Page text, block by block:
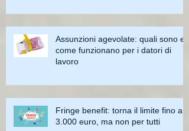
Assunzioni agevolate: quali sono e
come funzionano per i datori di
lavoro
Fringe benefit: torna il limite fino a
3.000 euro, ma non per tutti